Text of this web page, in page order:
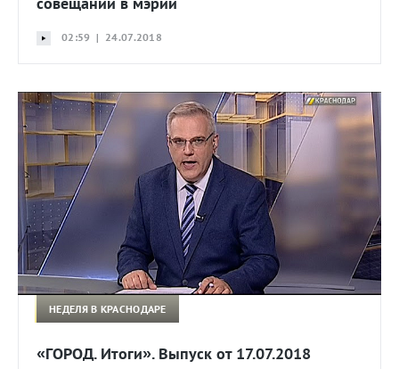
02:59 | 24.07.2018
НЕДЕЛЯ В КРАСНОДАРЕ
«ГОРОД. Итоги». Выпуск от 17.07.2018